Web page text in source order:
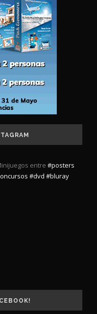
entre #posters
#dvd #bluray